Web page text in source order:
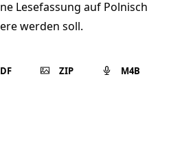
Lesefassung auf Polnisch
werden soll.
ZIP M4B